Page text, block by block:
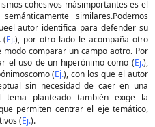
cohesivos másimportantes es el
similares.Podemos
autor identifica para defender su
(Ej.), por otro lado le acompaña otro
modo comparar un campo aotro. Por
el uso de un hiperónimo como (Ej.),
(Ej.), con los que el autor
sin necesidad de caer en una
tema planteado también exige la
permiten centrar el eje temático,
(Ej.).